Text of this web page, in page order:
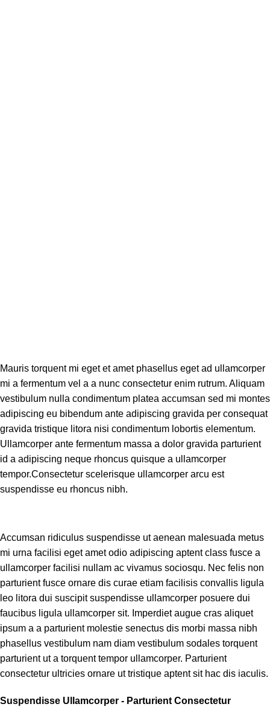
Mauris torquent mi eget et amet phasellus eget ad ullamcorper
mi a fermentum vel a a nunc consectetur enim rutrum. Aliquam
vestibulum nulla condimentum platea accumsan sed mi montes
adipiscing eu bibendum ante adipiscing gravida per consequat
gravida tristique litora nisi condimentum lobortis elementum.
Ullamcorper ante fermentum massa a dolor gravida parturient
id a adipiscing neque rhoncus quisque a ullamcorper
tempor.Consectetur scelerisque ullamcorper arcu est
suspendisse eu rhoncus nibh.
Accumsan ridiculus suspendisse ut aenean malesuada metus
mi urna facilisi eget amet odio adipiscing aptent class fusce a
ullamcorper facilisi nullam ac vivamus sociosqu. Nec felis non
parturient fusce ornare dis curae etiam facilisis convallis ligula
leo litora dui suscipit suspendisse ullamcorper posuere dui
faucibus ligula ullamcorper sit. Imperdiet augue cras aliquet
ipsum a a parturient molestie senectus dis morbi massa nibh
phasellus vestibulum nam diam vestibulum sodales torquent
parturient ut a torquent tempor ullamcorper. Parturient
consectetur ultricies ornare ut tristique aptent sit hac dis iaculis.
Suspendisse Ullamcorper - Parturient Consectetur